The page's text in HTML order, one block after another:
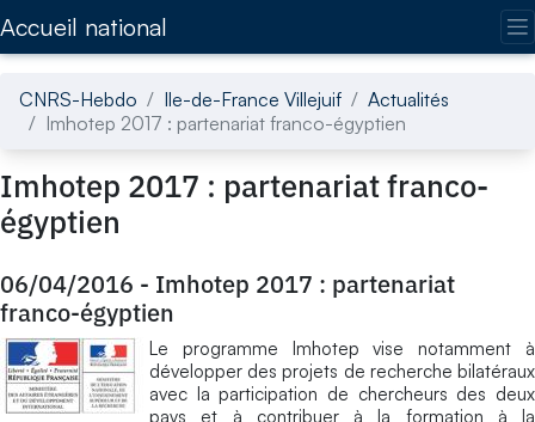
Accueil national
CNRS-Hebdo Ile-de-France Villejuif
Actualités
Imhotep 2017 : partenariat franco-égyptien
Imhotep 2017 : partenariat franco-
égyptien
06/04/2016 - Imhotep 2017 : partenariat
franco-égyptien
Le programme Imhotep vise notamment à
développer des projets de recherche bilatéraux
avec la participation de chercheurs des deux
pays et à contribuer à la formation à la